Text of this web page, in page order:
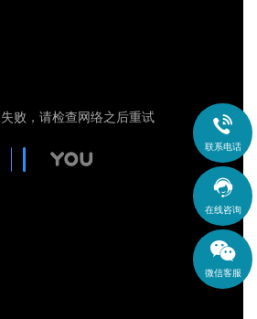

联系电话

在线咨询
微信客服